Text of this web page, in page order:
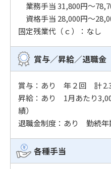
業務手当 31,800円〜
資格手当 28,000円〜
固定残業代（ｃ）：なし
賞与／昇給／退職⾦
賞与：あり 年２回 計
昇給：あり 1月あたり
績）
退職金制度：あり 勤続年
各種⼿当